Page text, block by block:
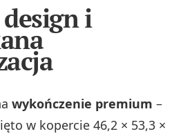
i
wykończenie premium –
w kopercie 46,2 × 53,3 ×